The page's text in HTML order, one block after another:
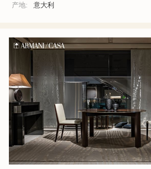
产地: 意大利